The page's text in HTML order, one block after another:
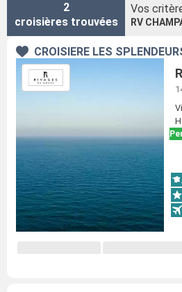
2
croisières trouvées
Vos
RV
CROISIÈRE LES